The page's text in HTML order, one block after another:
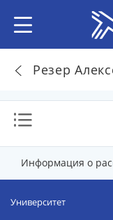
Резер
Информация о
Университет